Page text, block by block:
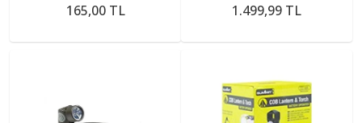
165,00 TL 1.499,99 TL